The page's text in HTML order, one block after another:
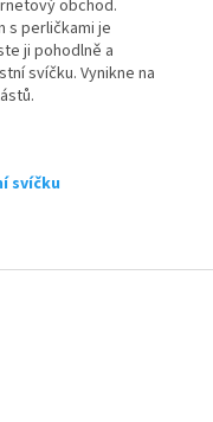
obchod.
s perličkami je
ji pohodlně a
svíčku. Vynikne na
svíčku